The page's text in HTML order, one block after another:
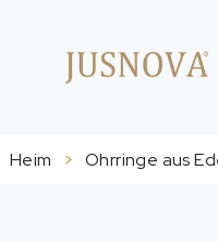
Heim > Ohrringe aus